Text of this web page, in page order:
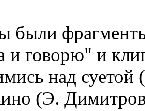
были
говорю" и
над суетой
(Э. Димитров